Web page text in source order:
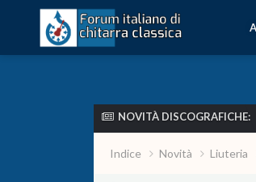
NOVITÀ DISCOGRAFICHE:
Indice Novità Liuteria